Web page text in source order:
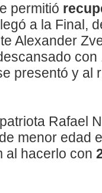
permitió
a la Final,
Alexander
presentó y al
Rafael
menor edad
al hacerlo con